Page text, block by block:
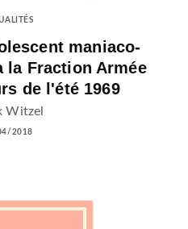
maniaco-
la Fraction Armée
de l'été 1969
Witzel
2018